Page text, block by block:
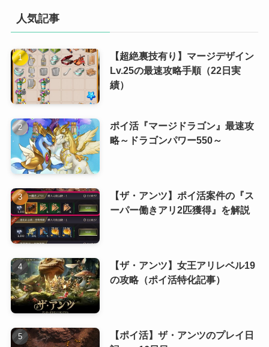
人気記事
【超絶裏技有り】マージデザイン
Lv.25の最速攻略手順（22日実
績）
ポイ活『マージドラゴン』最速攻
略～ドラゴンパワー550～
【ザ・アンツ】ポイ活案件の『ス
ーパー働きアリ2匹獲得』を解説
【ザ・アンツ】女王アリレベル19
の攻略（ポイ活特化記事）
【ポイ活】ザ・アンツのプレイ日